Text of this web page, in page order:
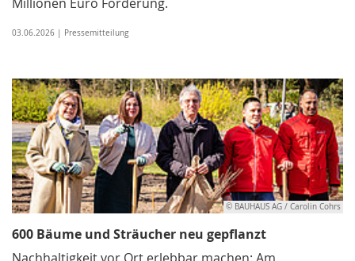
03.06.2026 | Pressemitteilung
© BAUHAUS AG / Carolin Cohrs
600 Bäume und Sträucher neu gepflanzt
Nachhaltigkeit vor Ort erlebbar machen: Am